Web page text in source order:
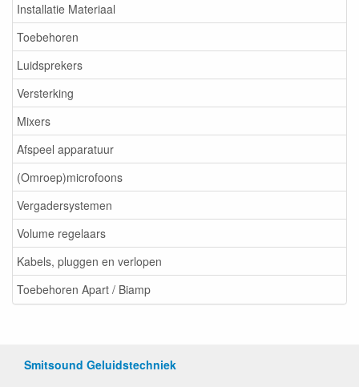
Installatie Materiaal
Toebehoren
Luidsprekers
Versterking
Mixers
Afspeel apparatuur
(Omroep)microfoons
Vergadersystemen
Volume regelaars
Kabels, pluggen en verlopen
Toebehoren Apart / Biamp
Smitsound Geluidstechniek